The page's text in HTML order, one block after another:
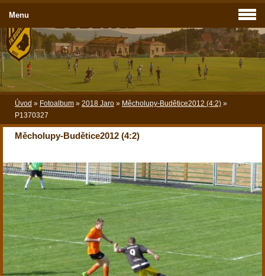
Úvod » Fotoalbum » 2018 Jaro » Měcholupy-Budětice2012 (4:2) »
P1370327
Měcholupy-Budětice2012 (4:2)
Menu